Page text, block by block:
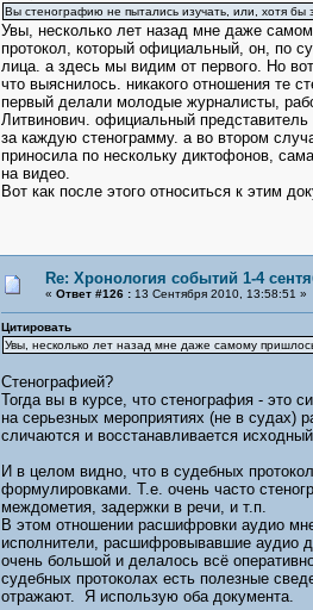
Вы стенографию не пытались изучать, или, хотя бы
Увы, несколько лет назад мне даже
протокол, который официальный, он, по
лица. а здесь мы видим от первого. Но
что выяснилось. никакого отношения те
первый делали молодые журналисты,
Литвинович. официальный представитель
за каждую стенограмму. а во втором
приносила по нескольку диктофонов,
на видео.
Вот как после этого относиться к этим
Re: Хронология событий 1-4
« Ответ #126 :13 Сентября 2010, 13:58:51 »
Цитировать
Увы, несколько лет назад мне даже самому
Стенографией?
Тогда вы в курсе, что стенография - это
на серьезных мероприятиях (не в судах)
сличаются и восстанавливается исходный
И в целом видно, что в судебных
формулировками. Т.е. очень часто
междометия, задержки в речи, и т.п.
В этом отношении расшифровки аудио
исполнители, расшифровывавшие аудио
очень большой и делалось всё
судебных протоколах есть полезные
отражают. Я использую оба документа.